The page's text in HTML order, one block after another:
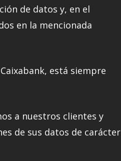
de datos y, en el
en la mencionada
está siempre
a nuestros clientes y
de sus datos de carácter